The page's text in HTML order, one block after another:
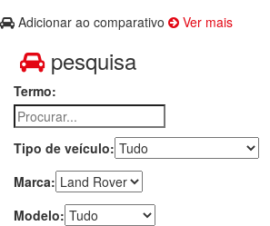
Adicionar ao comparativo Ver mais
pesquisa
Termo:
Tipo de veículo:
Marca:
Modelo: